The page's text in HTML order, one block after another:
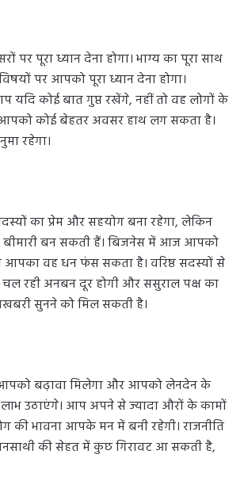
पूरा ध्यान देना होगा। भाग्य का पूरा साथ
पर आपको पूरा ध्यान देना होगा।
कोई बात गुप्त रखेंगे, नहीं तो वह लोगों के
कोई बेहतर अवसर हाथ लग सकता है।
रहेगा।
का प्रेम और सहयोग बना रहेगा, लेकिन
बीमारी बन सकती हैं। बिजनेस में आज आपको
आपका वह धन फंस सकता है। वरिष्ठ सदस्यों से
चल रही अनबन दूर होगी और ससुराल पक्ष का
सुनने को मिल सकती है।
बढ़ावा मिलेगा और आपको लेनदेन के
उठाएंगे। आप अपने से ज्यादा औरों के कामों
की भावना आपके मन में बनी रहेगी। राजनीति
की सेहत में कुछ गिरावट आ सकती है,